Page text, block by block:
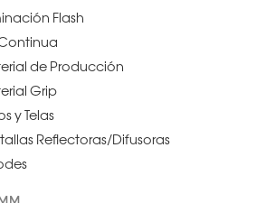
Flash
de Producción
Grip
y Telas
Reflectoras/Difusoras